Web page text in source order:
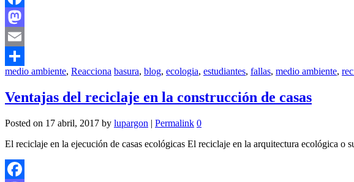
Facebook
Mastodon
Email
Compartir
medio ambiente, Reacciona basura, blog, ecologia, estudiantes, fallas, medio ambiente,
Ventajas del reciclaje en la construcción de casas
Posted on 17 abril, 2017 by lupargon | Permalink 0
El reciclaje en la ejecución de casas ecológicas El reciclaje en la arquitectura ecológica